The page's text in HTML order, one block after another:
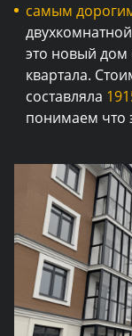
самым
это новый дом
квартала.
составляла
понимаем что